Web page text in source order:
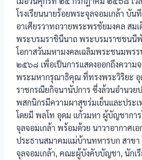
โรงเรียนนายร้อยพระจุลจอมเกล้า บั
อาเศียรวาทถวายพระพรชัยมงคล สมเ
พระบรมราชินีนาถ พระบรมราชชนนีพั
โอกาสวันมหามงคลเฉลิมพระชนมพร
๒๕๖๘ เพื่อเป็นการแสดงออกถึงความ
พระมหากรุณาธิคุณ ที่ทรงพระวิริยะ
ราชกรณียกิจนานัปการ ซึ่งล้วนอำนวย
พสกนิกรมีความผาสุขร่มเย็นและประ
โดยมี พลโท อุดม แก้วมหา ผู้บัญชาการ
จุลจอมเกล้า พร้อมด้วย นาวาอากาศเ
ประธานสมาคมแม่บ้านทหารบก สาขา
จุลจอมเกล้า, คณะผู้บังคับบัญชา, นักเ